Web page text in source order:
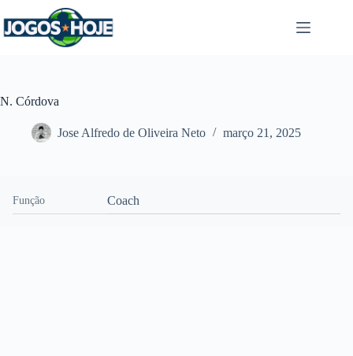
para
o
N. Córdova
Jose Alfredo de Oliveira Neto março 21, 2025
Função Coach